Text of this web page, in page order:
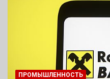
ПРОМЫШЛЕННОСТЬ